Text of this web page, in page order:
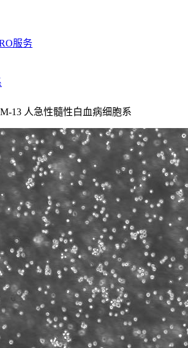
服务
13 人急性髓性白血病细胞系